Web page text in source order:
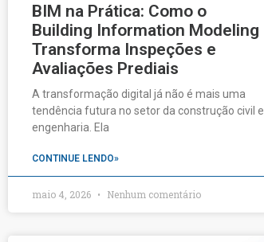
BIM na Prática: Como o
Building Information Modeling
Transforma Inspeções e
Avaliações Prediais
A transformação digital já não é mais uma
tendência futura no setor da construção civil e
engenharia. Ela
CONTINUE LENDO»
maio 4, 2026 Nenhum comentário